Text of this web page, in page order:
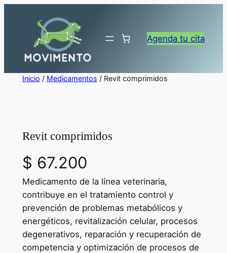
contenido
Agenda tu cita
Inicio / Medicamentos / Revit comprimidos
Revit comprimidos
$ 67.200
Medicamento de la línea veterinaria,
contribuye en el tratamiento control y
prevención de problemas metabólicos y
energéticos, revitalización celular, procesos
degenerativos, reparación y recuperación de
competencia y optimización de procesos de